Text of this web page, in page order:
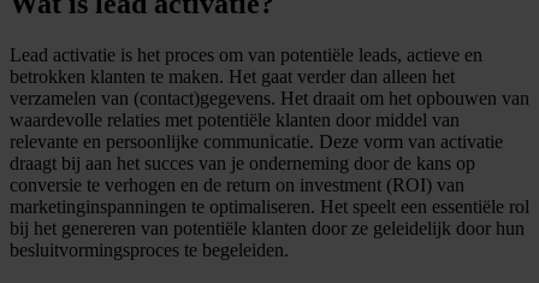
Lead activatie is het proces om van potentiële leads, actieve en
betrokken klanten te maken. Het gaat verder dan alleen het
verzamelen van (contact)gegevens. Het draait om het opbouwen van
waardevolle relaties met potentiële klanten door middel van
relevante en persoonlijke communicatie. Deze vorm van activatie
draagt bij aan het succes van je onderneming door de kans op
conversie te verhogen en de return on investment (ROI) van
marketinginspanningen te optimaliseren. Het speelt een essentiële rol
bij het genereren van potentiële klanten door ze geleidelijk door hun
besluitvormingsproces te begeleiden.